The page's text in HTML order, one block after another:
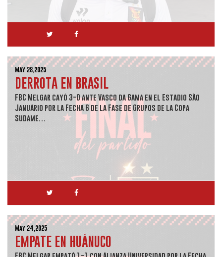
May 28,2025
DERROTA EN BRASIL
FBC Melgar cayó 3-0 ante Vasco da Gama en el Estadio São
Januário por la Fecha 6 de la Fase de Grupos de la Copa
Sudame…
May 24,2025
EMPATE EN HUÁNUCO